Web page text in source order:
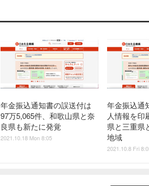
年金振込通知書の誤送付は
97万5,065件、和歌山県と奈
良県も新たに発覚
2021.10.18 Mon 8:05
年金振込通
人情報を印
県と三重県
地域
2021.10.8 Fri